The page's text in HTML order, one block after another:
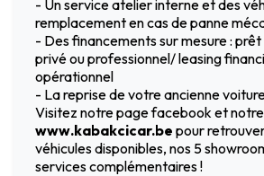
- Un service atelier interne et des
remplacement en cas de panne
- Des financements sur mesure :
privé ou professionnel/ leasing
opérationnel
- La reprise de votre ancienne
Visitez notre page facebook et
www.kabakcicar.be pour
véhicules disponibles, nos 5
services complémentaires !